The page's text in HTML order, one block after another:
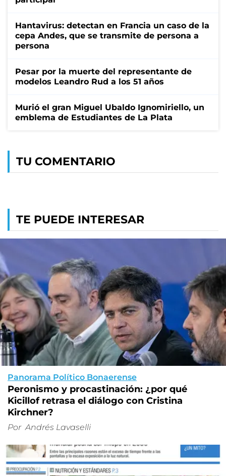
Hantavirus: detectan en Francia un caso de la
cepa Andes, que se transmite de persona a
persona
Pesar por la muerte del representante de
modelos Leandro Rud a los 51 años
Murió el gran Miguel Ubaldo Ignomiriello, un
emblema de Estudiantes de La Plata
TU COMENTARIO
TE PUEDE INTERESAR
Panorama Político Bonaerense
Peronismo y procastinación: ¿por qué
Kicillof retrasa el diálogo con Cristina
Kirchner?
Por Andrés Lavaselli